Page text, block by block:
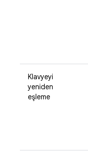
Klavyeyi
yeniden
eşleme